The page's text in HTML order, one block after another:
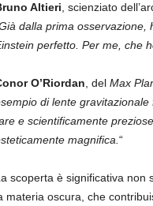
Altieri , scienziato
dalla prima osservazione,
perfetto. Per me, che
O’Riordan , del Max
di lente
e scientificamente
magnifica. “
scoperta è significativa non
materia oscura, che